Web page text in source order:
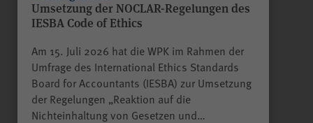
Umsetzung der NOCLAR-Regelungen des
IESBA Code of Ethics
Am 15. Juli 2026 hat die WPK im Rahmen der
Umfrage des International Ethics Standards
Board for Accountants (IESBA) zur Umsetzung
der Regelungen „Reaktion auf die
Nichteinhaltung von Gesetzen und…